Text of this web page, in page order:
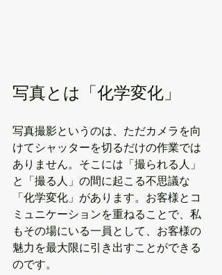
写真とは「化学変化」
写真撮影というのは、ただカメラを向
けてシャッターを切るだけの作業では
ありません。そこには「撮られる人」
と「撮る人」の間に起こる不思議な
「化学変化」があります。お客様とコ
ミュニケーションを重ねることで、私
もその場にいる一員として、お客様の
魅力を最大限に引き出すことができる
のです。